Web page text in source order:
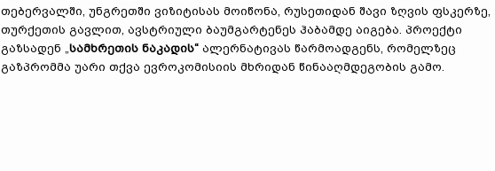
თებერვალში, უნგრეთში ვიზიტისას მოიწონა, რუსეთიდან შავი ზღვის ფსკერზე,
თურქეთის გავლით, ავსტრიული ბაუმგარტენეს ჰაბამდე აიგება. პროექტი
გაზსადენ „სამხრეთის ნაკადის“ ალერნატივას წარმოადგენს, რომელზეც
გაზპრომმა უარი თქვა ევროკომისიის მხრიდან წინააღმდეგობის გამო.